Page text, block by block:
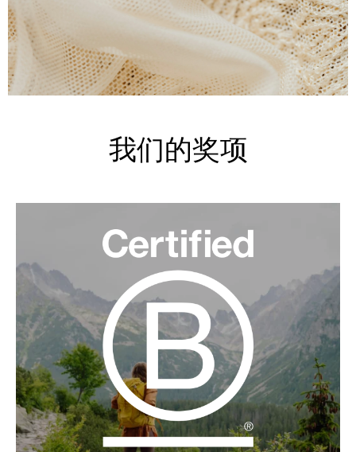
我们的承诺
我们的奖项
自 2022 年起，以 106.5 分的高分通过了社会和环境绩效最
严格的 B Corp™ 认证。
了解更多信息